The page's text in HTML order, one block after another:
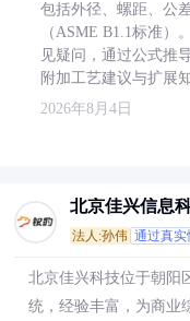
包括外径、螺距、公
（ASME B1.1标准）
见疑问，通过公式推
附加工艺建议与扩展知
2026年8月4日
北京佳兴信息
法人:孙伟 通过真实
北京佳兴科技位于朝阳
统，经验丰富，为商业